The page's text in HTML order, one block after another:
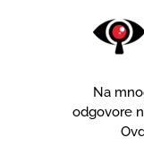
Na
odgovore